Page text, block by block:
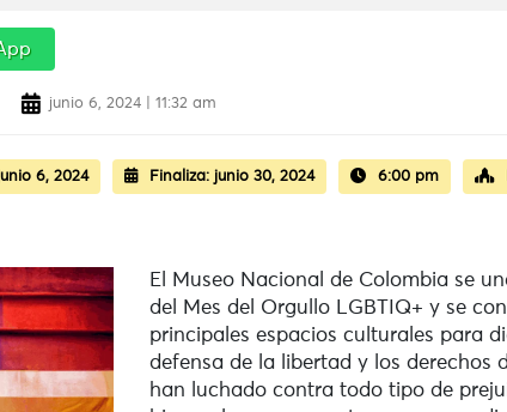
junio 6, 2024 | 11:32 am
6, 2024 Finaliza: junio 30, 2024 6:00 pm
El Museo Nacional de Colombia se
del Mes del Orgullo LGBTIQ+ y se
principales espacios culturales para
defensa de la libertad y los derechos
han luchado contra todo tipo de